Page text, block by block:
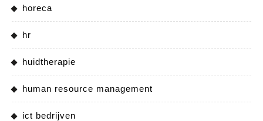
horeca
hr
huidtherapie
human resource management
ict bedrijven